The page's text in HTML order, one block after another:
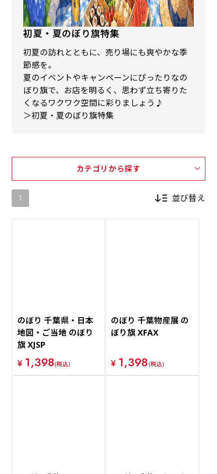
初夏・夏のぼり旗特集
初夏の訪れとともに、売り場にも爽やかな季
節感を。
夏のイベントやキャンペーンにぴったりなの
ぼり旗で、お店を明るく、思わず立ち寄りた
くなるワクワク空間に彩りましょう♪
＞初夏・夏のぼり旗特集
カテゴリから探す
1 並び替え
のぼり 千葉県・日本
地図・ご当地 のぼり
旗 XJSP
¥ 1,398(税込)
のぼり 千葉物産展 の
ぼり旗 XFAX
¥ 1,398(税込)